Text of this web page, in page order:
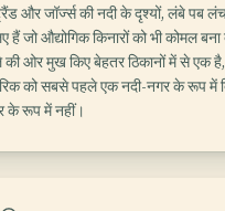
और जॉर्ज्स की नदी के दृश्यों, लंबे पब
हैं जो औद्योगिक किनारों को भी कोमल
ओर मुख किए बेहतर ठिकानों में से एक
को सबसे पहले एक नदी-नगर के रूप में
के रूप में नहीं।